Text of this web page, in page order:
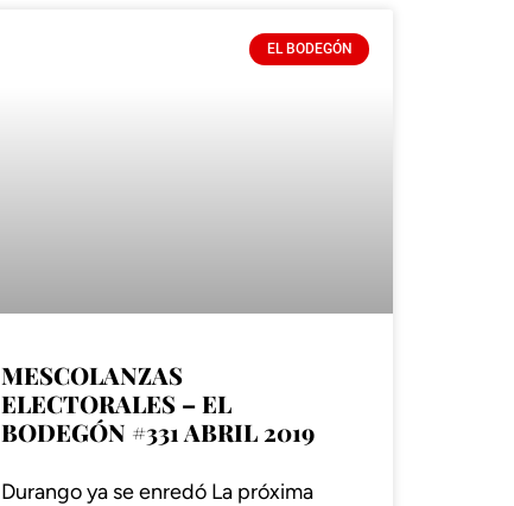
EL BODEGÓN
MESCOLANZAS
ELECTORALES – EL
BODEGÓN #331 ABRIL 2019
Durango ya se enredó La próxima